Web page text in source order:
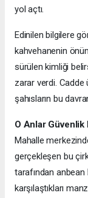
yol açtı.
Edinilen bilgilere
kahvehanenin
sürülen kimliği
zarar verdi. Cadde
şahısların bu
O Anlar Güvenlik
Mahalle
gerçekleşen bu
tarafından anbean
karşılaştıkları